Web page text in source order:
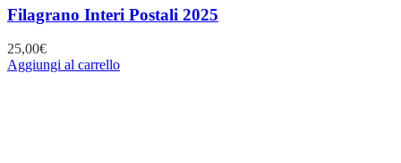
Filagrano Interi Postali 2025
25,00€
Aggiungi al carrello